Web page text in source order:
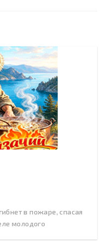
в пожаре, спасая
молодого